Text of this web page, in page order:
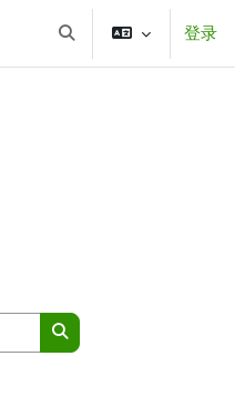
切换搜索输入 登录
搜索课程